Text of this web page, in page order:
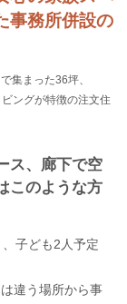
事務所併設の
集まった36坪、
ングが特徴の注文住
ス、廊下で空
このような方
子ども2人予定
違う場所から事